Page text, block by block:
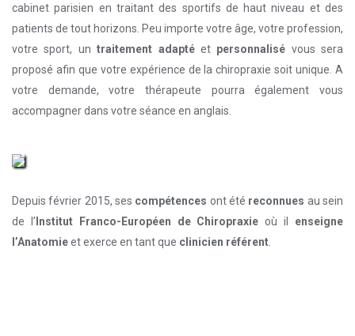
cabinet parisien en traitant des sportifs de haut niveau et des
patients de tout horizons. Peu importe votre âge, votre profession,
votre sport, untraitement adaptéet personnalisé vous sera
proposé afin que votre expérience de la chiropraxie soit unique. A
votre demande, votre thérapeute pourra également vous
accompagner dans votre séance en anglais.
Depuis février 2015, ses compétences ont été reconnues au sein
de l’ Institut Franco-Européen de Chiropraxie où il enseigne
l’Anatomieet exerce en tant que clinicien référent